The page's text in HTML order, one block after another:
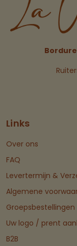
Links
Over ons
FAQ
Levertermijn &
Algemene
Groepsbestellingen
Uw logo / prent
B2B